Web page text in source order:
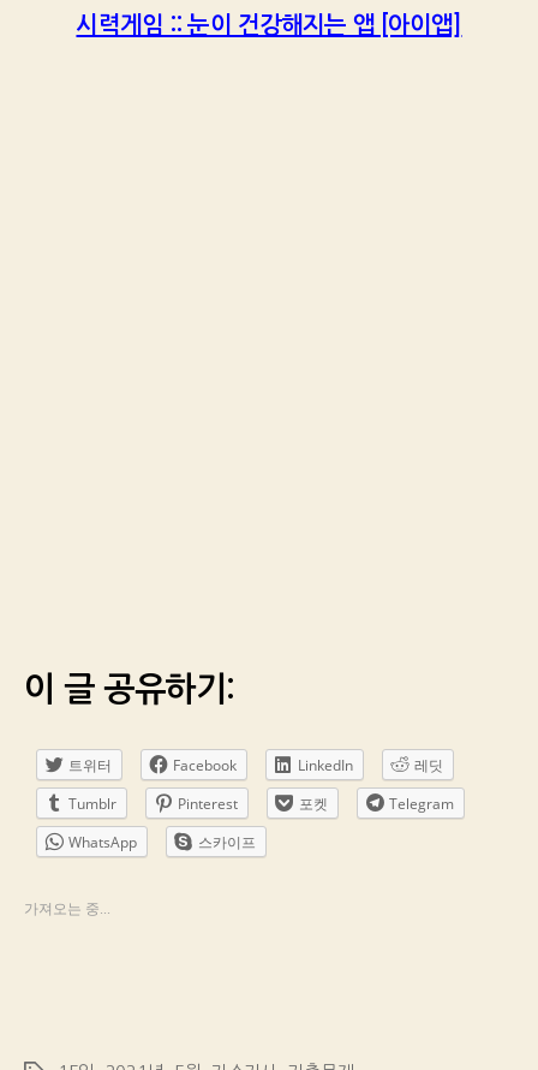
시력게임 :: 눈이 건강해지는 앱 [아이앱]
이 글 공유하기:
트위터 Facebook LinkedIn
레딧
Tumblr
Pinterest 포켓
Telegram
WhatsApp
스카이프
가져오는 중...